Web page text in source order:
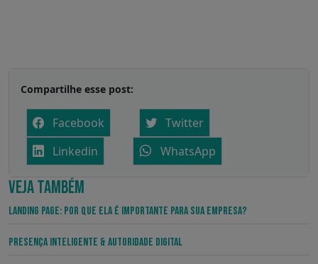
Compartilhe esse post:
Facebook
Twitter
Linkedin
WhatsApp
VEJA TAMBÉM
Landing Page: por que ela é importante para sua empresa?
Presença Inteligente & Autoridade Digital